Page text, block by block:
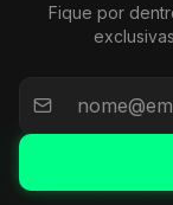
Fique por